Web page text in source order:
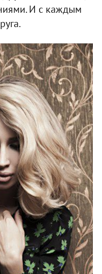
И с каждым